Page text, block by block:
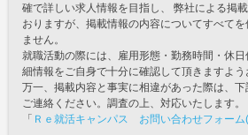
確で詳しい求人情報を目指し、 弊社による掲
おりますが、掲載情報の内容についてすべて
ません。
就職活動の際には、雇用形態・勤務時間・休
細情報をご自身で十分に確認して頂きますよう
万一、掲載内容と事実に相違があった際は、
ご連絡ください。調査の上、対応いたします。
「 Ｒｅ就活キャンパス お問い合わせフォーム